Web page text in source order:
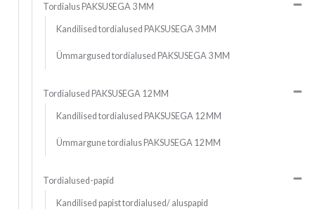
Tordialus PAKSUSEGA 3 MM
Kandilised tordialused PAKSUSEGA 3 MM
Ümmargused tordialused PAKSUSEGA 3 MM
Tordialused PAKSUSEGA 12 MM
Kandilised tordialused PAKSUSEGA 12 MM
Ümmargune tordialus PAKSUSEGA 12 MM
Tordialused-papid
Kandilised papist tordialused/ aluspapid